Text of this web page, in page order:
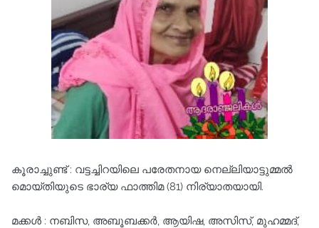
കൂരാച്ചുണ്ട് : വട്ടച്ചിറയിലെ പരേതനായ നെല്ലിയാട്ടുമ്മൽ
മൊയ്തിയുടെ ഭാര്യ ഫാത്തിമ (81) നിര്യാതയായി.
മക്കൾ : നബിസ, അബൂബക്കർ, ആയിഷ, അസിസ്, മുഹമ്മദ്,